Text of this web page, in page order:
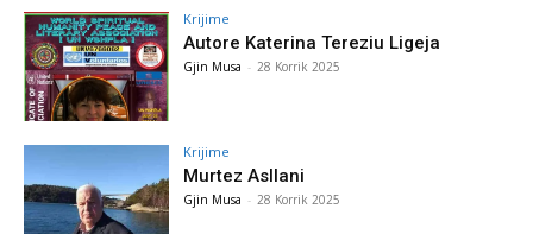
Krijime
Autore Katerina Tereziu Ligeja
Gjin Musa - 28 Korrik 2025
Krijime
Murtez Asllani
Gjin Musa - 28 Korrik 2025